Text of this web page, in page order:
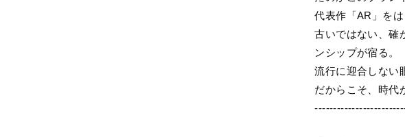
代表作「AR」を
古いではない、確
ンシップが宿る。
流行に迎合しない
だからこそ、時代